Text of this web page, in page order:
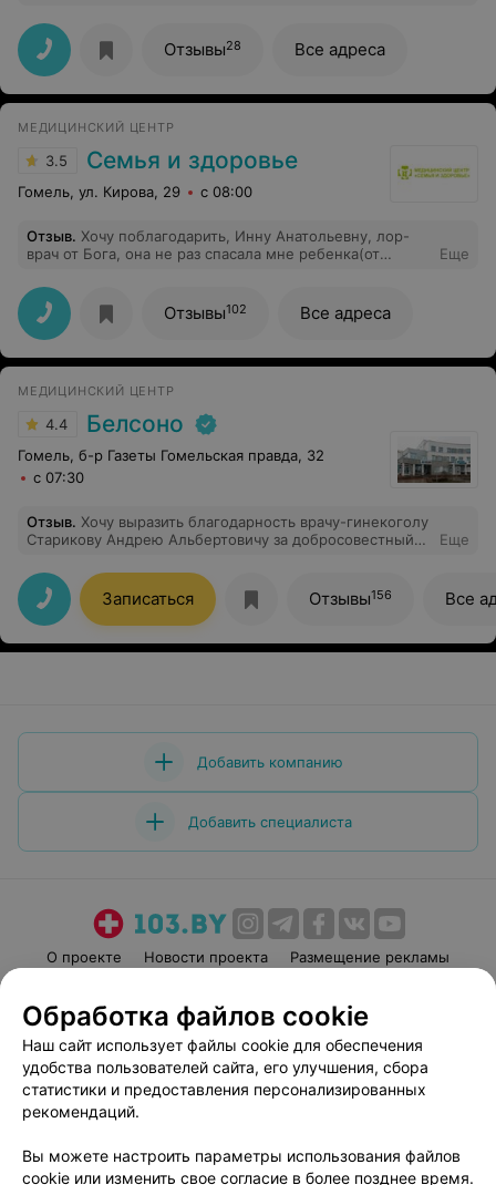
годовалым ребенком по поводу УЗИ сердца.Я очень
переживала,как ребенок перенесет осмотр,но
Светлана Викторовна просто волшебница!Она нашла с
ним общий язык,разговаривала ласково,была очень
внимательна и аккуратна,хотя ребенок не подпускает к
тщательно,все объяснила понятным языком. Персонал
очень доброжелательный и приветливый. Рекомендую
эту клинику всем,особенно родителям с детками!)
Отзывы28 Все адреса
МЕДИЦИНСКИЙ ЦЕНТР
3.5 Семья и здоровье
Гомель, ул. Кирова, 29 с 08:00
Отзыв. Хочу поблагодарить, Инну Анатольевну, лор-
врач от Бога, она не раз спасала мне ребенка(от
Всегда позитивная, приветливая, человек на своем
месте, лечение и диагноз всегда поставлен правильно,
лечение не дорогие,но эффективные.Всегда всем
знакомым её советую! Благодарю вас, что вы есть!♥️
Еще
Отзывы102 Все адреса
МЕДИЦИНСКИЙ ЦЕНТР
4.4 Белсоно
Гомель, б-р Газеты Гомельская правда, 32
с 07:30
Отзыв. Хочу выразить благодарность врачу-гинекоголу
Старикову Андрею Альбертовичу за добросовестный
на словах, а истенно на деле. Я не могла
забеременеть 7 лет, наблюдалась у многих
квалифицированных врачей, но увы все было
безрезультатно, и только грамотных подход к лечению
врачом Стариковым А.А. позволил осуществить мою
Еще
Записаться Отзывы156 Все
Добавить компанию
Добавить специалиста
О проекте Новости проекта
Размещение рекламы
Пользовательское соглашение
Способы оплаты
Вакансии
Партнеры
Написать руководителю 103.by
Обработка персональных данных
Обработка файлов cookie
Наш сайт использует файлы cookie для обеспечения
удобства пользователей сайта, его улучшения, сбора
статистики и предоставления персонализированных
рекомендаций.
Вы можете настроить параметры использования файлов
cookie или изменить свое согласие в более позднее время.